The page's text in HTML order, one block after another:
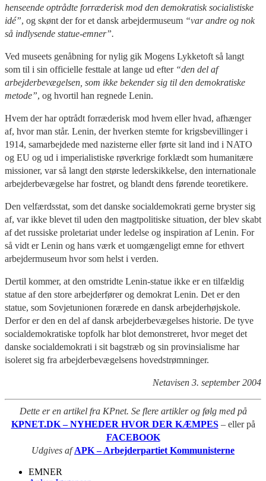
henseende optrådte forræderisk mod den demokratisk socialistiske
idé”, og skønt der for et dansk arbejdermuseum “var andre og nok
så indlysende statue-emner”.
Ved museets genåbning for nylig gik Mogens Lykketoft så langt
som til i sin officielle festtale at lange ud efter“den del af
arbejderbevægelsen, som ikke bekender sig til den demokratiske
metode”, og hvortil han regnede Lenin.
Hvem der har optrådt forræderisk mod hvem eller hvad, afhænger
af, hvor man står. Lenin, der hverken stemte for krigsbevillinger i
1914, samarbejdede med nazisterne eller førte sit land ind i NATO
og EU og ud i imperialistiske røverkrige forklædt som humanitære
missioner, var så langt den største lederskikkelse, den internationale
arbejderbevægelse har fostret, og blandt dens førende teoretikere.
Den velfærdsstat, som det danske socialdemokrati gerne bryster sig
af, var ikke blevet til uden den magtpolitiske situation, der blev skabt
af det russiske proletariat under ledelse og inspiration af Lenin. For
så vidt er Lenin og hans værk et uomgængeligt emne for ethvert
arbejdermuseum hvor som helst i verden.
Dertil kommer, at den omstridte Lenin-statue ikke er en tilfældig
statue af den store arbejderfører og demokrat Lenin. Det er den
statue, som Sovjetunionen forærede en dansk arbejderhøjskole.
Derfor er den en del af dansk arbejderbevægelses historie. De tyve
socialdemokratiske topfolk har blot demonstreret, hvor meget det
danske socialdemokrati i sit bagstræb og sin provinsialisme har
isoleret sig fra arbejderbevægelsens hovedstrømninger.
Netavisen 3. september 2004
Dette er en artikel fra KPnet. Se flere artikler og følg med på
KPNET.DK – NYHEDER HVOR DER KÆMPES – eller på
FACEBOOK
Udgives afAPK – Arbejderpartiet Kommunisterne
EMNER